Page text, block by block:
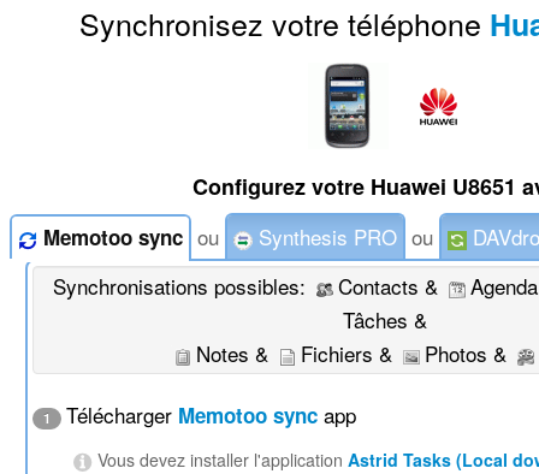
Synchronisez votre téléphone
Configurez votre Huawei U8651
Memotoo sync ou Synthesis PRO ou
Synchronisations possibles:
Contacts &
Tâches &
Notes &
Fichiers & Photos &
1 Télécharger Memotoo sync app
Vous devez installer l'applicationAstrid Tasks (Local